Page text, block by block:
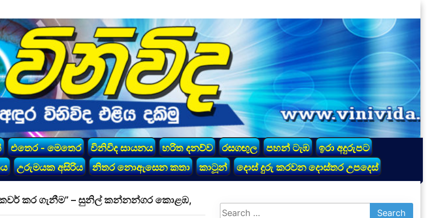
එතෙර - මෙතෙර විනිවිද සායනය හරිත දනව්ව රසගඟුල පහන් ටැඹ
ඉරා අදුරුපට
උරුමයක අසිරිය නිතර නොඇසෙන කතා කාටූන් දොස් දුරු කරවන දොස්තර උපදෙස්
කවර් කර ගැනීම” – සුනිල් කන්නන්ගර කොළඹ,